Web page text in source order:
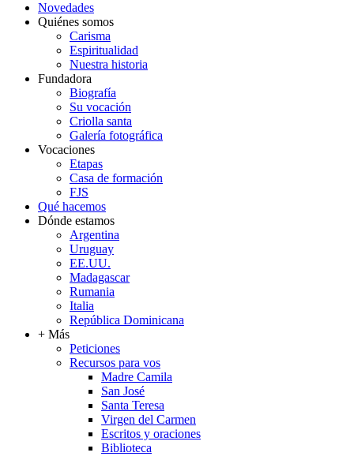
Novedades
Quiénes somos
Carisma
Espiritualidad
Nuestra historia
Fundadora
Biografía
Su vocación
Criolla santa
Galería fotográfica
Vocaciones
Etapas
Casa de formación
FJS
Qué hacemos
Dónde estamos
Argentina
Uruguay
EE.UU.
Madagascar
Rumania
Italia
República Dominicana
+ Más
Peticiones
Recursos para vos
Madre Camila
San José
Santa Teresa
Virgen del Carmen
Escritos y oraciones
Biblioteca